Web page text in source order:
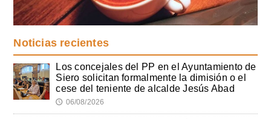
Noticias recientes
Los concejales del PP en el Ayuntamiento de
Siero solicitan formalmente la dimisión o el
cese del teniente de alcalde Jesús Abad
🕔 06/08/2026